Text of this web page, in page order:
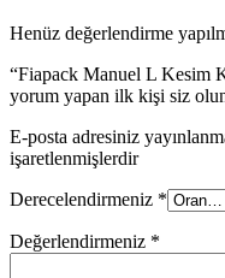
Henüz değerlendirme
“Fiapack Manuel L Kesim
yorum yapan ilk kişi siz
E-posta adresiniz
işaretlenmişlerdir
Derecelendirmeniz *
Değerlendirmeniz *